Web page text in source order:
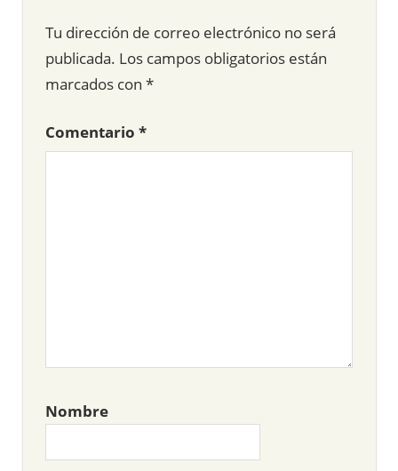
Tu dirección de correo electrónico no será
publicada. Los campos obligatorios están
marcados con *
Comentario *
Nombre